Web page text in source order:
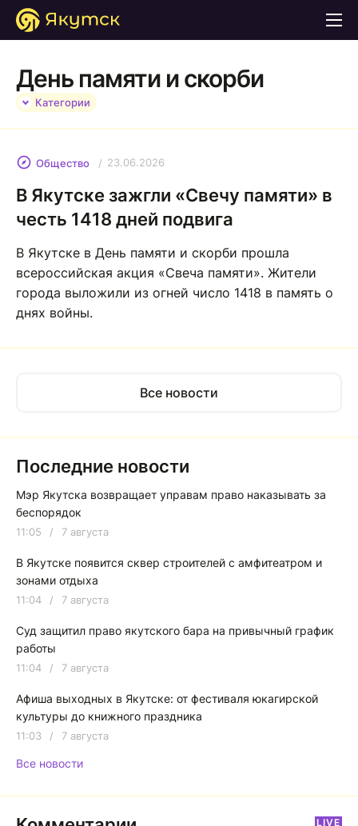
День памяти и скорби
Категории
Общество 23.06.2026
В Якутске зажгли «Свечу памяти» в
честь 1418 дней подвига
В Якутске в День памяти и скорби прошла
всероссийская акция «Свеча памяти». Жители
города выложили из огней число 1418 в память о
днях войны.
Все новости
Последние новости
Мэр Якутска возвращает управам право наказывать за
беспорядок
11:05 / 7 августа
В Якутске появится сквер строителей с амфитеатром и
зонами отдыха
11:04 / 7 августа
Суд защитил право якутского бара на привычный график
работы
11:04 / 7 августа
Афиша выходных в Якутске: от фестиваля юкагирской
культуры до книжного праздника
11:03 / 7 августа
Все новости
LIVE